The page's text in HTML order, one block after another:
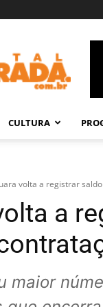
CULTURA
volta a registrar
a
maior